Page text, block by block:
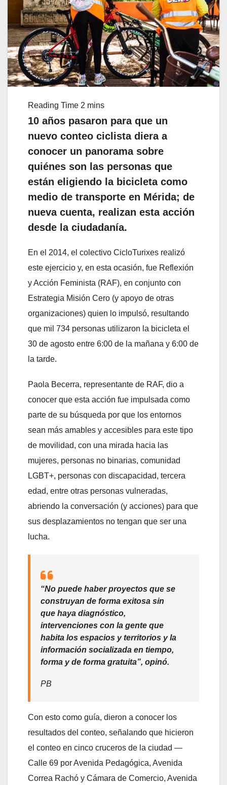
10 años pasaron para que un
nuevo conteo ciclista diera a
conocer un panorama sobre
quiénes son las personas que
están eligiendo la bicicleta como
medio de transporte en Mérida; de
nueva cuenta, realizan esta acción
desde la ciudadanía.
En el 2014, el colectivo CicloTurixes realizó
este ejercicio y, en esta ocasión, fue Reflexión
y Acción Feminista (RAF), en conjunto con
Estrategia Misión Cero (y apoyo de otras
organizaciones) quien lo impulsó, resultando
que mil 734 personas utilizaron la bicicleta el
30 de agosto entre 6:00 de la mañana y 6:00 de
la tarde.
Paola Becerra, representante de RAF, dio a
conocer que esta acción fue impulsada como
parte de su búsqueda por que los entornos
sean más amables y accesibles para este tipo
de movilidad, con una mirada hacia las
mujeres, personas no binarias, comunidad
LGBT+, personas con discapacidad, tercera
edad, entre otras personas vulneradas,
abriendo la conversación (y acciones) para que
sus desplazamientos no tengan que ser una
lucha.
“No puede haber proyectos que se
construyan de forma exitosa sin
que haya diagnóstico,
intervenciones con la gente que
habita los espacios y territorios y la
información socializada en tiempo,
forma y de forma gratuita”, opinó.
PB
Con esto como guía, dieron a conocer los
resultados del conteo, señalando que hicieron
el conteo en cinco cruceros de la ciudad —
Calle 69 por Avenida Pedagógica, Avenida
Correa Rachó y Cámara de Comercio, Avenida